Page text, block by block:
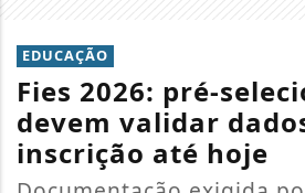
EDUCAÇÃO
Fies 2026: pré-
devem validar
inscrição até hoje